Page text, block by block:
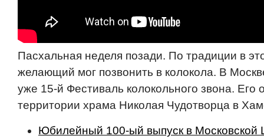
Пасхальная неделя позади. По традиции в
желающий мог позвонить в колокола. В
уже 15-й Фестиваль колокольного звона. Его
территории храма Николая Чудотворца в
Юбилейный 100-ый выпуск в Московской